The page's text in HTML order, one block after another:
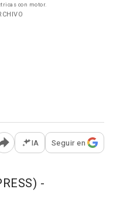
con motor.
Abrir opciones para
IA Seguir en
-